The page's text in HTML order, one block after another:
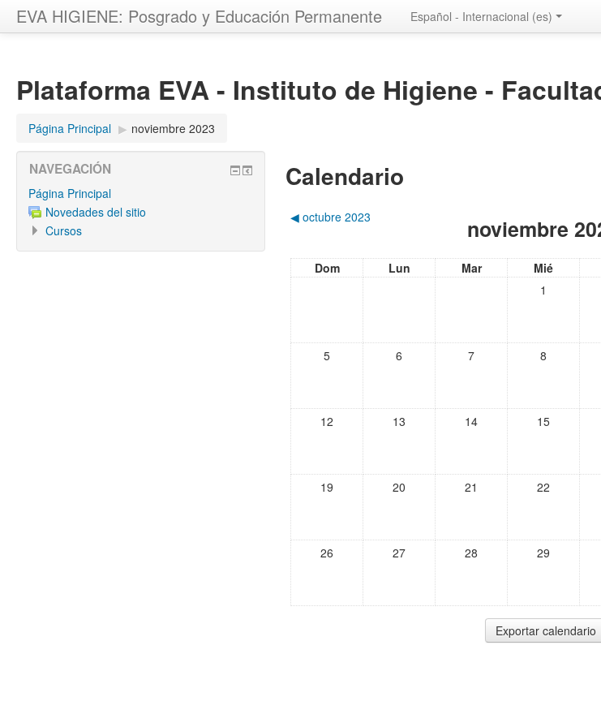
EVA HIGIENE: Posgrado y Educación Permanente Español - Internacional ‎(es)‎
Plataforma EVA - Instituto de Higiene -
Página Principal ▶︎ noviembre 2023
Calendario
◀︎ octubre 2023 noviembre
Dom Lun Mar Mié
1
5 6 7 8
12 13 14 15
19 20 21 22
26 27 28 29
NAVEGACIÓN
Página Principal
Novedades del sitio
Cursos